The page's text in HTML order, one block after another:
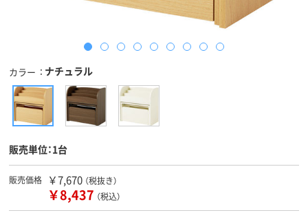
カラー ナチュラル
販売単位：1台
販売価格 ￥7,670 （税抜き）
￥8,437 （税込）